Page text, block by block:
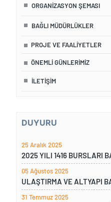
ORGANIZASYON ŞEMASI
BAĞLI MÜDÜRLÜKLER
PROJE VE FAALIYETLER
ÖNEMLI GÜNLERIMIZ
İLETIŞIM
DUYURU
25 Aralık 2025
05 Ağustos 2025
31 Temmuz 2025